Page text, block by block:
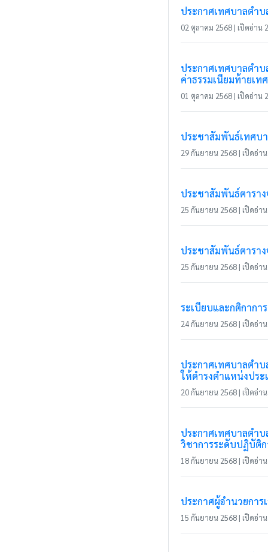
ประกาศเทศบาลตำ
02 ตุลาคม 2568 | เปิดอ่าน
ประกาศเทศบาลตำ
ค่าธรรมเนียมท้ายเ
01 ตุลาคม 2568 | เปิดอ่าน
ประชาสัมพันธ์เทศบ
29 กันยายน 2568 | เปิดอ่า
ประชาสัมพันธ์ตารา
25 กันยายน 2568 | เปิดอ่า
ประชาสัมพันธ์ตารา
25 กันยายน 2568 | เปิดอ่า
ระเบียบและกติกากา
24 กันยายน 2568 | เปิดอ่า
ประกาศเทศบาลตำ
ให้ดำรงตำแหน่งปร
20 กันยายน 2568 | เปิดอ่า
ประกาศเทศบาลตำ
วิชาการระดับปฏิบัติก
18 กันยายน 2568 | เปิดอ่า
ประกาศผู้อำนวยกา
15 กันยายน 2568 | เปิดอ่า